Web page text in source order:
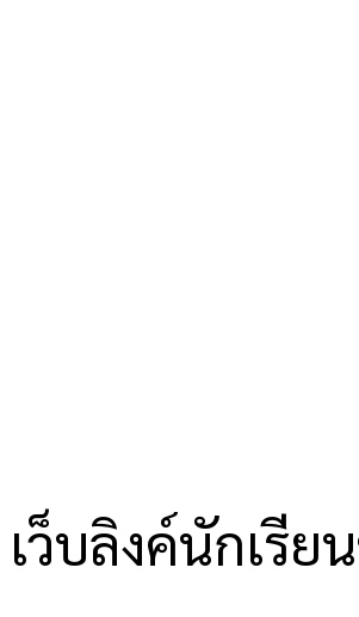
เว็บลิงค์นักเรีย